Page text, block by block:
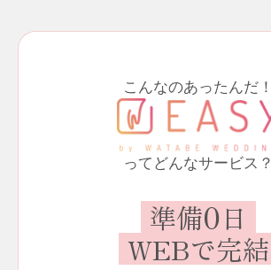
こんなのあったんだ！
ってどんなサービス？
準備0日
WEBで完結